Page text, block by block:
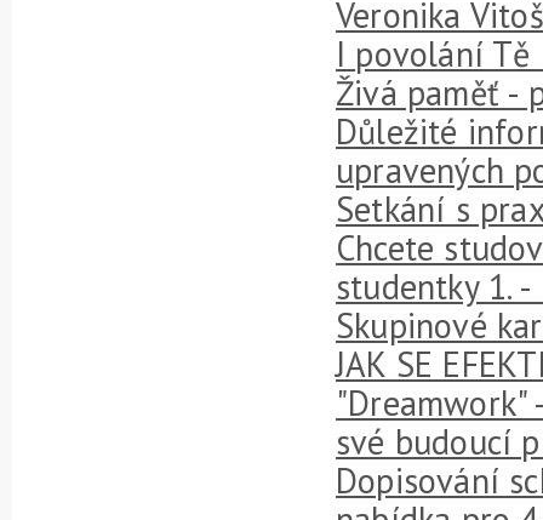
Veronika
I povolání
Živá paměť -
Důležité
upravených
Setkání s
Chcete
studentky 1.
Skupinové
JAK SE
své budoucí
Dopisování